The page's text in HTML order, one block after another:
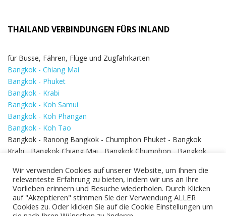
THAILAND VERBINDUNGEN FÜRS INLAND
für Busse, Fähren, Flüge und Zugfahrkarten
Bangkok - Chiang Mai
Bangkok - Phuket
Bangkok - Krabi
Bangkok - Koh Samui
Bangkok - Koh Phangan
Bangkok - Koh Tao
Bangkok - Ranong Bangkok - Chumphon Phuket - Bangkok
Krabi - Bangkok Chiang Mai - Bangkok Chumphon - Bangkok
Bangkok - Hua Hin
Wir verwenden Cookies auf unserer Website, um Ihnen die
relevanteste Erfahrung zu bieten, indem wir uns an Ihre
Vorlieben erinnern und Besuche wiederholen. Durch Klicken
auf "Akzeptieren" stimmen Sie der Verwendung ALLER
Cookies zu. Oder klicken Sie auf die Cookie Einstellungen um